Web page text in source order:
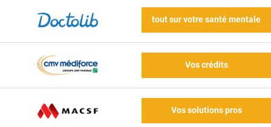
tout sur votre santé mentale
Vos crédits
Vos solutions pros